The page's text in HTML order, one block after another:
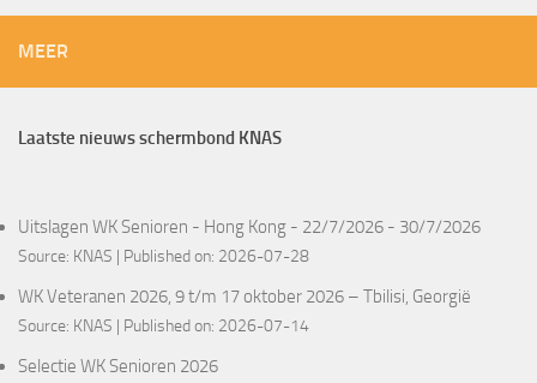
MEER
Laatste nieuws schermbond KNAS
Uitslagen WK Senioren - Hong Kong - 22/7/2026 - 30/7/2026
Source: KNAS Published on: 2026-07-28
WK Veteranen 2026, 9 t/m 17 oktober 2026 – Tbilisi, Georgië
Source: KNAS Published on: 2026-07-14
Selectie WK Senioren 2026